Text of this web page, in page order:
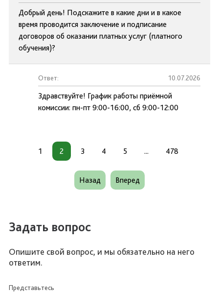
Добрый день! Подскажите в какие дни и в какое
время проводится заключение и подписание
договоров об оказании платных услуг (платного
обучения)?
Ответ: 10.07.2026
Здравствуйте! График работы приёмной
комиссии: пн-пт 9:00-16:00, сб 9:00-12:00
1 2 3 4 5 ... 478
Назад Вперед
Задать вопрос
Опишите свой вопрос, и мы обязательно на него
ответим.
Представьтесь